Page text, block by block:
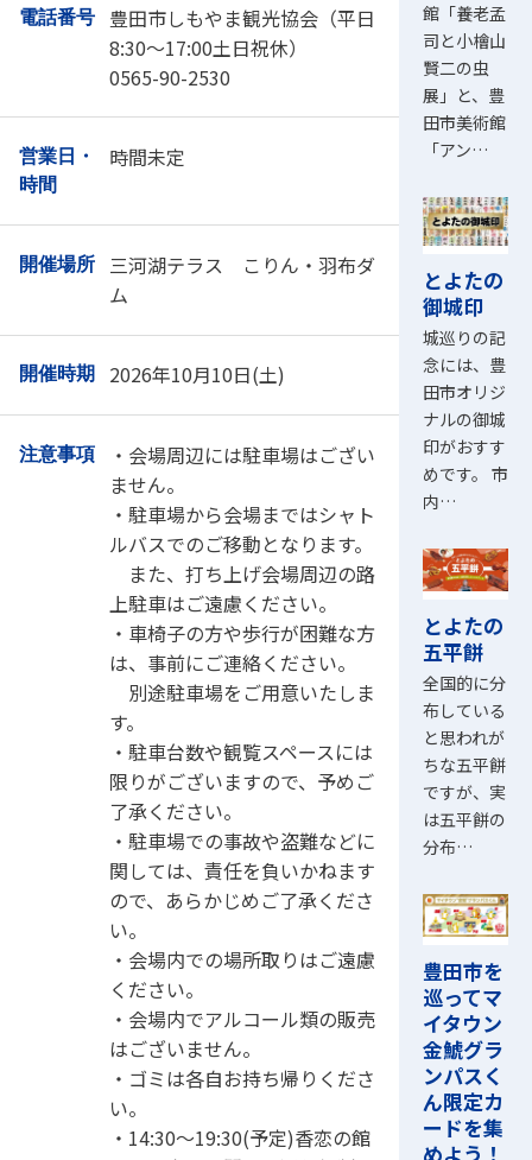
電話番号
豊田市しもやま観光協会（平日
8:30～17:00土日祝休）
0565-90-2530
営業日・
時間
時間未定
開催場所
三河湖テラス こりん・羽布ダ
ム
開催時期 2026年10月10日(土)
注意事項
・会場周辺には駐車場はござい
ません。
・駐車場から会場まではシャト
ルバスでのご移動となります。
また、打ち上げ会場周辺の路
上駐車はご遠慮ください。
・車椅子の方や歩行が困難な方
は、事前にご連絡ください。
別途駐車場をご用意いたしま
す。
・駐車台数や観覧スペースには
限りがございますので、予めご
了承ください。
・駐車場での事故や盗難などに
関しては、責任を負いかねます
ので、あらかじめご了承くださ
い。
・会場内での場所取りはご遠慮
ください。
・会場内でアルコール類の販売
はございません。
・ゴミは各自お持ち帰りくださ
い。
・14:30～19:30(予定)香恋の館
館「養老孟
司と小檜山
賢二の虫
展」と、豊
田市美術館
「アン…
とよたの
御城印
城巡りの記
念には、豊
田市オリジ
ナルの御城
印がおすす
めです。 市
内…
とよたの
五平餅
全国的に分
布している
と思われが
ちな五平餅
ですが、実
は五平餅の
分布…
豊田市を
巡ってマ
イタウン
金鯱グラ
ンパスく
ん限定カ
ードを集
めよう！